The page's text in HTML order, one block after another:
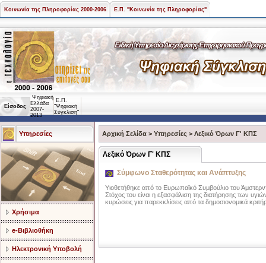
Κοινωνία της Πληροφορίας 2000-2006 Ε.Π. "Κοινωνία της Πληροφορίας"
Είσοδος
Ψηφιακή
Ελλάδα
2007-
2013
Ε.Π.
"Ψηφιακή
Σύγκλιση"
Υπηρεσίες
Χρήσιμα
e-Βιβλιοθήκη
Ηλεκτρονική Υποβολή
Αρχική Σελίδα > Υπηρεσίες > Λεξικό Όρων Γ' ΚΠΣ
Λεξικό Όρων Γ' ΚΠΣ
Σύμφωνο Σταθερότητας και Ανάπτυξης
Υιοθετήθηκε από το Ευρωπαϊκό Συμβούλιο του
Στόχος του είναι η εξασφάλιση της διατήρησης των
κυρώσεις για παρεκκλίσεις από τα δημοσιονομικά